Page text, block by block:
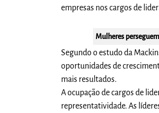
empresas nos cargos de
Mulheres
Segundo o estudo da
oportunidades de
mais resultados.
A ocupação de cargos de
representatividade. As